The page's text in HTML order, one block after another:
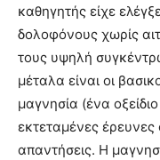
καθηγητής είχε
δολοφόνους χωρίς
τους υψηλή
μέταλα είναι οι
μαγνησία (ένα
εκτεταμένες έρευνες
απαντήσεις. H